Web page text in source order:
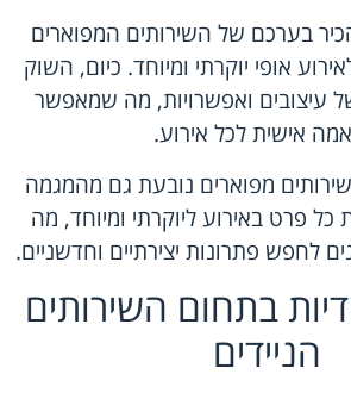
בערכם של השירותים המפוארים
אופי יוקרתי ומיוחד. כיום, השוק
עיצובים ואפשרויות, מה שמאפשר
אישית לכל אירוע.
מפוארים נובעת גם מהמגמה
פרט באירוע ליוקרתי ומיוחד, מה
לחפש פתרונות יצירתיים וחדשניים.
בתחום השירותים
הניידים